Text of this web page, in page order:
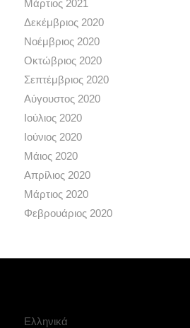
Μάρτιος 2021
Δεκέμβριος 2020
Νοέμβριος 2020
Οκτώβριος 2020
Σεπτέμβριος 2020
Αύγουστος 2020
Ιούλιος 2020
Ιούνιος 2020
Μάιος 2020
Απρίλιος 2020
Μάρτιος 2020
Φεβρουάριος 2020
Ελληνικά